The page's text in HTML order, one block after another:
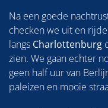
Na een goede
checken we uit en
langs Charlottenburg
zien. We gaan echter
geen half uur van
paleizen en mooie